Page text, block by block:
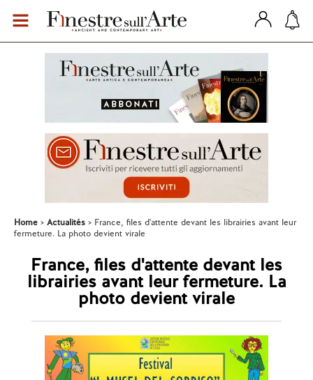
Home Actualités
France, files d'attente devant les librairies avant leur
fermeture. La photo devient virale
France, files d'attente devant les
librairies avant leur fermeture. La
photo devient virale